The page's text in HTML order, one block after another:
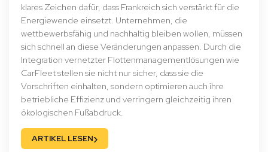
klares Zeichen dafür, dass Frankreich sich verstärkt für die
Energiewende einsetzt. Unternehmen, die
wettbewerbsfähig und nachhaltig bleiben wollen, müssen
sich schnell an diese Veränderungen anpassen. Durch die
Integration vernetzter Flottenmanagementlösungen wie
CarFleet stellen sie nicht nur sicher, dass sie die
Vorschriften einhalten, sondern optimieren auch ihre
betriebliche Effizienz und verringern gleichzeitig ihren
ökologischen Fußabdruck.
ARTIKEL LESEN›